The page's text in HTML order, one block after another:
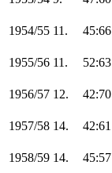
1954/55 11. 45:66
1955/56 11. 52:63
1956/57 12. 42:70
1957/58 14. 42:61
1958/59 14. 45:57